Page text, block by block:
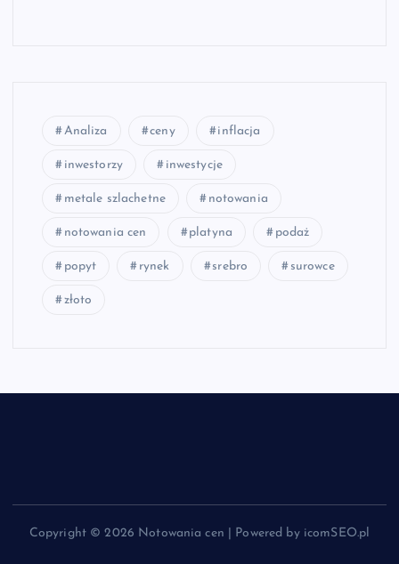
Analiza ceny inflacja
inwestorzy inwestycje
metale szlachetne notowania
notowania cen platyna podaż
popyt rynek srebro surowce
złoto
Copyright © 2026 Notowania cen | Powered by icomSEO.pl